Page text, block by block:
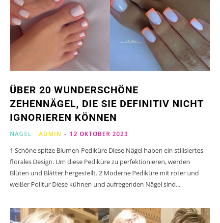
ÜBER 20 WUNDERSCHÖNE
ZEHENNÄGEL, DIE SIE DEFINITIV NICHT
IGNORIEREN KÖNNEN
NAGEL ADMIN - 12 OKTOBER 2023
1 Schöne spitze Blumen-Pediküre Diese Nägel haben ein stilisiertes
florales Design. Um diese Pediküre zu perfektionieren, werden
Blüten und Blätter hergestellt. 2 Moderne Pediküre mit roter und
weißer Politur Diese kühnen und aufregenden Nägel sind...